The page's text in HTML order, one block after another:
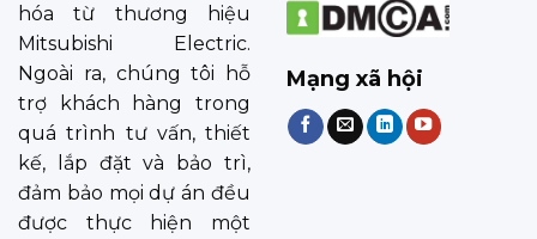
hóa từ thương hiệu
Mitsubishi Electric.
Ngoài ra, chúng tôi hỗ
trợ khách hàng trong
quá trình tư vấn, thiết
kế, lắp đặt và bảo trì,
đảm bảo mọi dự án đều
được thực hiện một
Mạng xã hội